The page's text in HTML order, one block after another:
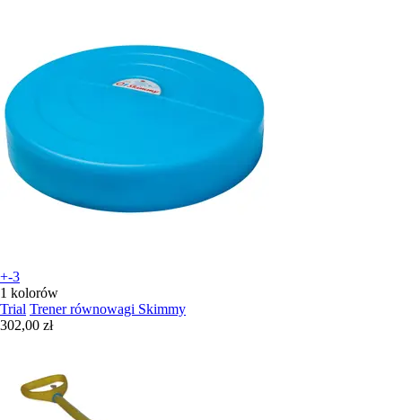
+-3
1 kolorów
Trial Trener równowagi Skimmy
302,00 zł